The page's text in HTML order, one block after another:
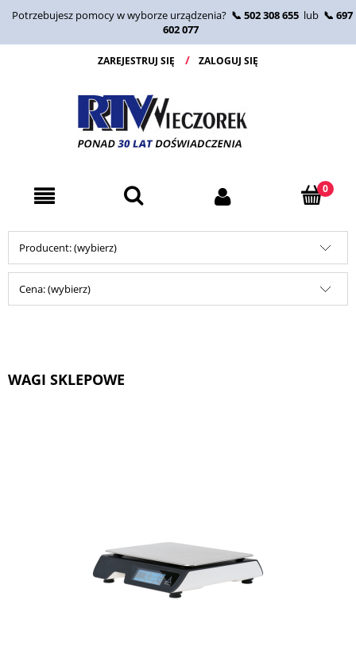
Potrzebujesz pomocy w wyborze urządzenia? 📞 502 308 655 lub 📞 697
602 077
ZAREJESTRUJ SIĘ ZALOGUJ SIĘ
Producent: (wybierz)
Cena: (wybierz)
WAGI SKLEPOWE